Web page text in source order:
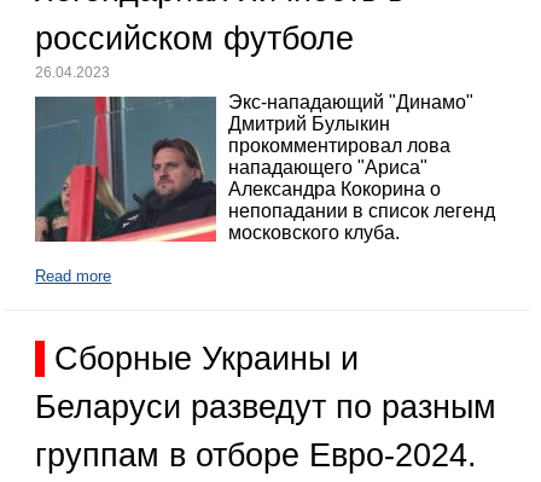
российском футболе
26.04.2023
Экс-нападающий "Динамо"
Дмитрий Булыкин
прокомментировал лова
нападающего "Ариса"
Александра Кокорина о
непопадании в список легенд
московского клуба.
Read more
Сборные Украины и
Беларуси разведут по разным
группам в отборе Евро-2024.